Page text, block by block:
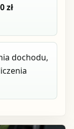
zł
dochodu,